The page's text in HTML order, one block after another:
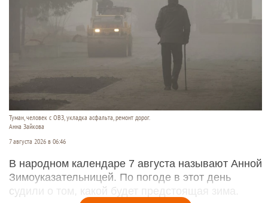
Туман, человек с ОВЗ, укладка асфальта, ремонт дорог.
Анна Зайкова
7 августа 2026 в 06:46
В народном календаре 7 августа называют Анной
Зимоуказательницей. По погоде в этот день
судили о том, какой будет предстоящая зима.